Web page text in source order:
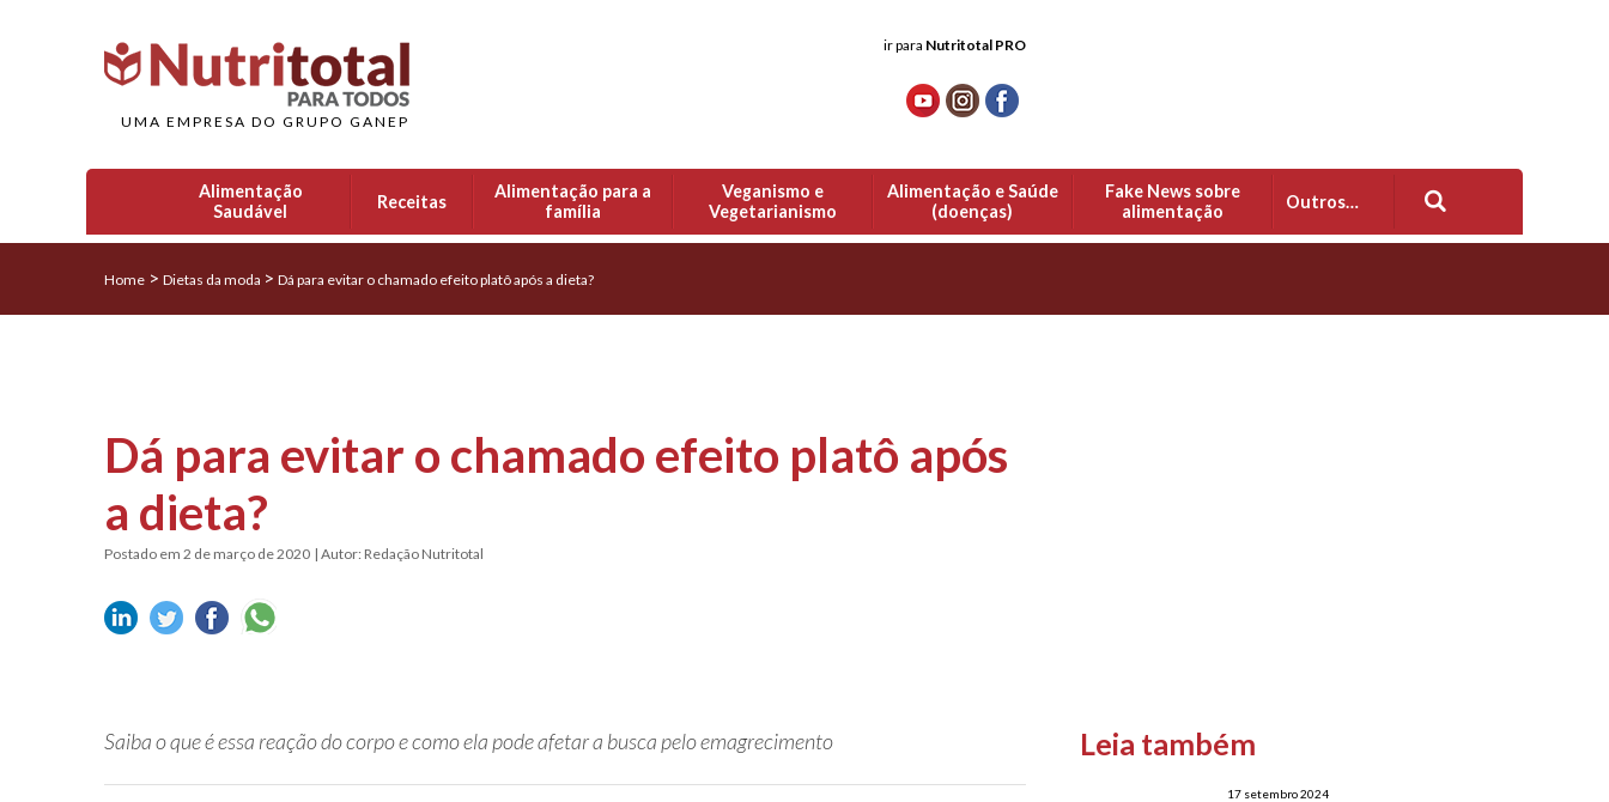
UMA EMPRESA DO GRUPO GANEP
ir para Nutritotal PRO
Alimentação
Saudável
Receitas
Alimentação para a
família
Veganismo e
Vegetarianismo
Alimentação e Saúde
(doenças)
Fake News sobre
alimentação
Outros…
Home > Dietas da moda > Dá para evitar o chamado efeito platô após a dieta?
Dá para evitar o chamado efeito platô após
a dieta?
Postado em 2 de março de 2020 | Autor: Redação Nutritotal
Saiba o que é essa reação do corpo e como ela pode afetar a busca pelo emagrecimento Leia também
17 setembro 2024